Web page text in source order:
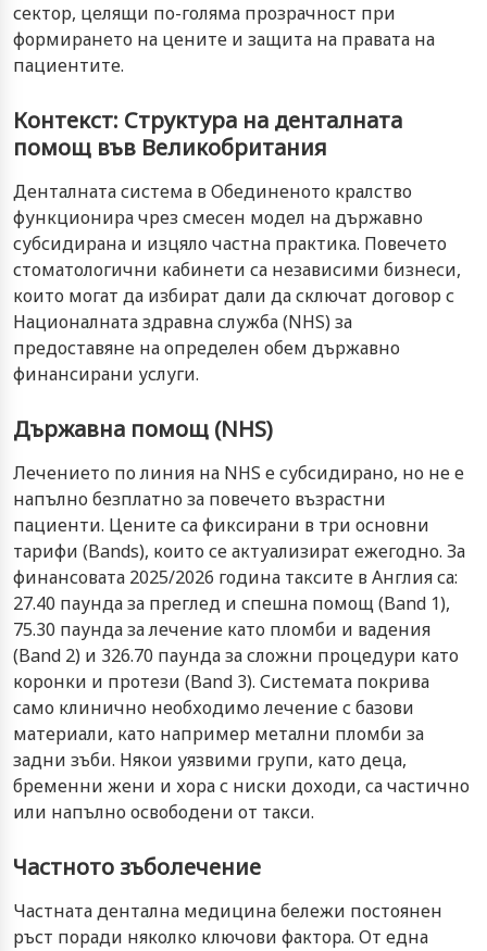
сектор, целящи по-голяма прозрачност при
формирането на цените и защита на правата на
пациентите.
Контекст: Структура на денталната
помощ във Великобритания
Денталната система в Обединеното кралство
функционира чрез смесен модел на държавно
субсидирана и изцяло частна практика. Повечето
стоматологични кабинети са независими бизнеси,
които могат да избират дали да сключат договор с
Националната здравна служба (NHS) за
предоставяне на определен обем държавно
финансирани услуги.
Държавна помощ (NHS)
Лечението по линия на NHS е субсидирано, но не е
напълно безплатно за повечето възрастни
пациенти. Цените са фиксирани в три основни
тарифи (Bands), които се актуализират ежегодно. За
финансовата 2025/2026 година таксите в Англия са:
27.40 паунда за преглед и спешна помощ (Band 1),
75.30 паунда за лечение като пломби и вадения
(Band 2) и 326.70 паунда за сложни процедури като
коронки и протези (Band 3). Системата покрива
само клинично необходимо лечение с базови
материали, като например метални пломби за
задни зъби. Някои уязвими групи, като деца,
бременни жени и хора с ниски доходи, са частично
или напълно освободени от такси.
Частното зъболечение
Частната дентална медицина бележи постоянен
ръст поради няколко ключови фактора. От една